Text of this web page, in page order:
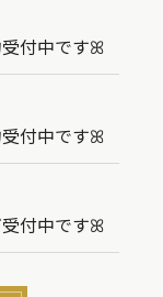
付中ですꕤ︎︎
付中ですꕤ︎︎
付中ですꕤ︎︎